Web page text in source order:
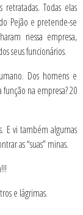
Todas elas
Pejão e pretende-se
nessa empresa,
seus funcionários.
Dos homens e
na empresa? 20
E vi também algumas
as “suas” minas.
e lágrimas.